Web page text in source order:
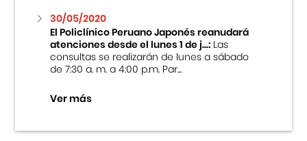
30/05/2020
El Policlínico Peruano Japonés reanudará
atenciones desde el lunes 1 de j...:Las
consultas se realizarán de lunes a sábado
de 7:30 a. m. a 4:00 p.m. Par...
Ver más